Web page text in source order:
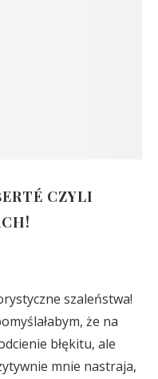
CZYLI
szaleństwa!
że na
błękitu, ale
mnie nastraja,